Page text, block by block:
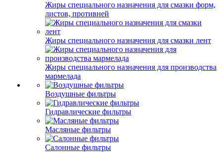
Жиры специального назначения для смазки форм,
листов, противней
Жиры специального назначения для смазки лент
Жиры специального назначения для производства
мармелада
Воздушные фильтры
Гидравлические фильтры
Масляные фильтры
Салонные фильтры